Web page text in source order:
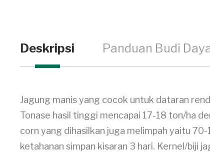
Deskripsi Panduan Budi
Jagung manis yang cocok untuk dataran
Tonase hasil tinggi mencapai 17-18 ton/ha
corn yang dihasilkan juga melimpah yaitu
ketahanan simpan kisaran 3 hari. Kernel/biji